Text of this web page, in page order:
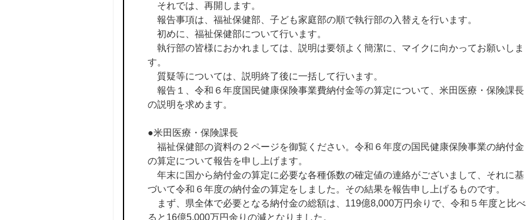
それでは、再開します。
報告事項は、福祉保健部、子ども家庭部の順で執行部の入替えを行います。
初めに、福祉保健部について行います。
執行部の皆様におかれましては、説明は要領よく簡潔に、マイクに向かってお願いしま
す。
質疑等については、説明終了後に一括して行います。
報告１、令和６年度国民健康保険事業費納付金等の算定について、米田医療・保険課長
の説明を求めます。
●米田医療・保険課長
福祉保健部の資料の２ページを御覧ください。令和６年度の国民健康保険事業の納付金
の算定について報告を申し上げます。
年末に国から納付金の算定に必要な各種係数の確定値の連絡がございまして、それに基
づいて令和６年度の納付金の算定をしました。その結果を報告申し上げるものです。
まず、県全体で必要となる納付金の総額は、119億8,000万円余りで、令和５年度と比べ
ると16億5,000万円余りの減となりました。